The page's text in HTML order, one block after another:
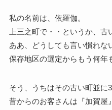
私の名前は、依羅伽。
上三之町で・・というか、古
ああ、どうしても言い慣れな
保存地区の選定からもう何年
そう、うちはその古い町並に
昔からのお客さんは『加賀屋